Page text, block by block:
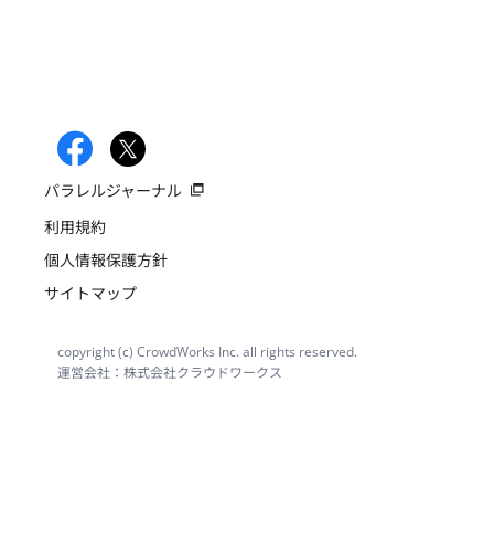
パラレルジャーナル
利用規約
個人情報保護方針
サイトマップ
copyright (c) CrowdWorks Inc. all rights reserved.
運営会社：株式会社クラウドワークス